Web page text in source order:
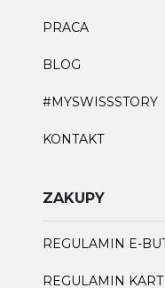
PRACA
BLOG
#MYSWISSSTORY
KONTAKT
ZAKUPY
REGULAMIN E-
REGULAMIN